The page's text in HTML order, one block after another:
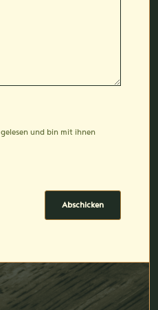
gelesen und bin mit ihnen
Abschicken